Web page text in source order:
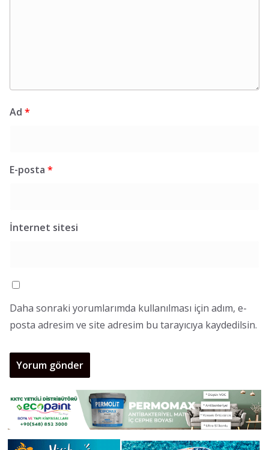
Ad *
E-posta *
İnternet sitesi
Daha sonraki yorumlarımda kullanılması için adım, e-
posta adresim ve site adresim bu tarayıcıya kaydedilsin.